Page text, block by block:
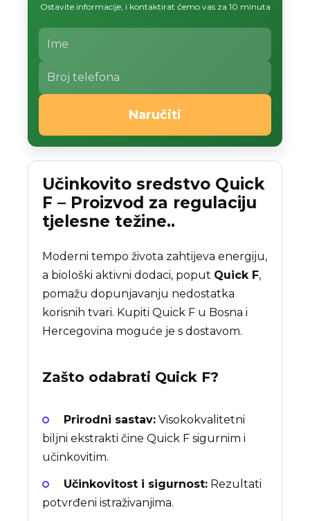
Ostavite informacije, i kontaktirat ćemo vas za 10 minuta
Naručiti
Učinkovito sredstvo Quick
F – Proizvod za regulaciju
tjelesne težine..
Moderni tempo života zahtijeva energiju,
a biološki aktivni dodaci, poput Quick F,
pomažu dopunjavanju nedostatka
korisnih tvari. Kupiti Quick F u Bosna i
Hercegovina moguće je s dostavom.
Zašto odabrati Quick F?
Prirodni sastav: Visokokvalitetni
biljni ekstrakti čine Quick F sigurnim i
učinkovitim.
Učinkovitost i sigurnost: Rezultati
potvrđeni istraživanjima.